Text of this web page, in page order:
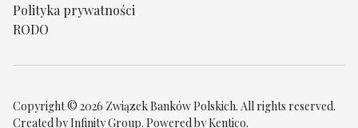
Polityka prywatności
RODO
Copyright © 2026 Związek Banków Polskich. All rights reserved.
Created byInfinity Group. Powered byKentico.